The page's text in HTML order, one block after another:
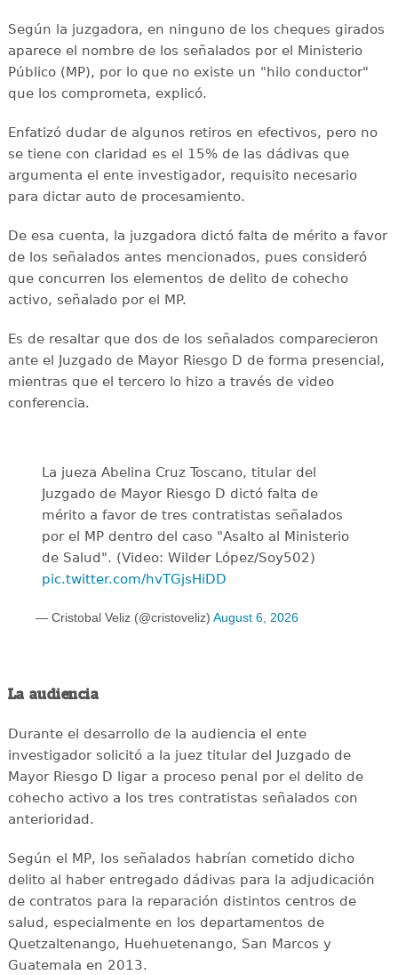
Según la juzgadora, en ninguno de los cheques girados
aparece el nombre de los señalados por el Ministerio
Público (MP), por lo que no existe un "hilo conductor"
que los comprometa, explicó.
Enfatizó dudar de algunos retiros en efectivos, pero no
se tiene con claridad es el 15% de las dádivas que
argumenta el ente investigador, requisito necesario
para dictar auto de procesamiento.
De esa cuenta, la juzgadora dictó falta de mérito a favor
de los señalados antes mencionados, pues consideró
que concurren los elementos de delito de cohecho
activo, señalado por el MP.
Es de resaltar que dos de los señalados comparecieron
ante el Juzgado de Mayor Riesgo D de forma presencial,
mientras que el tercero lo hizo a través de video
conferencia.
La jueza Abelina Cruz Toscano, titular del
Juzgado de Mayor Riesgo D dictó falta de
mérito a favor de tres contratistas señalados
por el MP dentro del caso "Asalto al Ministerio
de Salud". (Video: Wilder López/Soy502)
pic.twitter.com/hvTGjsHiDD
— Cristobal Veliz (@cristoveliz) August 6, 2026
La audiencia
Durante el desarrollo de la audiencia el ente
investigador solicitó a la juez titular del Juzgado de
Mayor Riesgo D ligar a proceso penal por el delito de
cohecho activo a los tres contratistas señalados con
anterioridad.
Según el MP, los señalados habrían cometido dicho
delito al haber entregado dádivas para la adjudicación
de contratos para la reparación distintos centros de
salud, especialmente en los departamentos de
Quetzaltenango, Huehuetenango, San Marcos y
Guatemala en 2013.